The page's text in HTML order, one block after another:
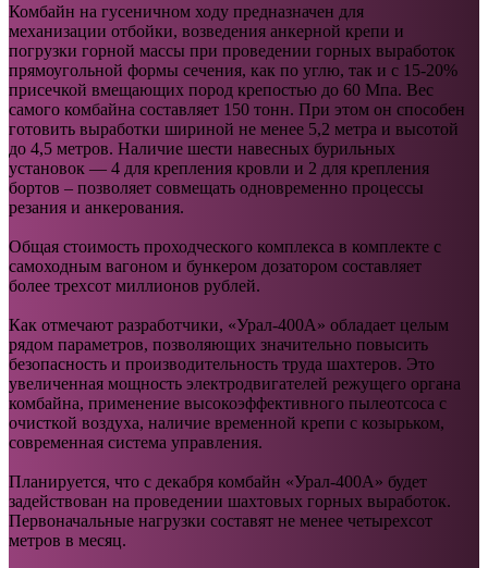
Комбайн на гусеничном ходу предназначен для
механизации отбойки, возведения анкерной крепи и
погрузки горной массы при проведении горных выработок
прямоугольной формы сечения, как по углю, так и с 15-20%
присечкой вмещающих пород крепостью до 60 Мпа. Вес
самого комбайна составляет 150 тонн. При этом он способен
готовить выработки шириной не менее 5,2 метра и высотой
до 4,5 метров. Наличие шести навесных бурильных
установок — 4 для крепления кровли и 2 для крепления
бортов – позволяет совмещать одновременно процессы
резания и анкерования.
Общая стоимость проходческого комплекса в комплекте с
самоходным вагоном и бункером дозатором составляет
более трехсот миллионов рублей.
Как отмечают разработчики, «Урал-400А» обладает целым
рядом параметров, позволяющих значительно повысить
безопасность и производительность труда шахтеров. Это
увеличенная мощность электродвигателей режущего органа
комбайна, применение высокоэффективного пылеотсоса с
очисткой воздуха, наличие временной крепи с козырьком,
современная система управления.
Планируется, что с декабря комбайн «Урал-400А» будет
задействован на проведении шахтовых горных выработок.
Первоначальные нагрузки составят не менее четырехсот
метров в месяц.